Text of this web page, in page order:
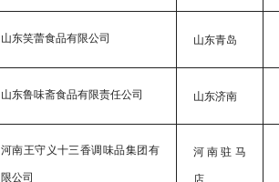
山东笑蕾食品有限公司 山东青岛
山东鲁味斋食品有限责任公司 山东济南
河南王守义十三香调味品集团有
限公司
河南驻马
店